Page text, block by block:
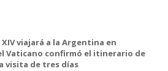
XIV viajará a la Argentina en
Vaticano confirmó el itinerario de
visita de tres días